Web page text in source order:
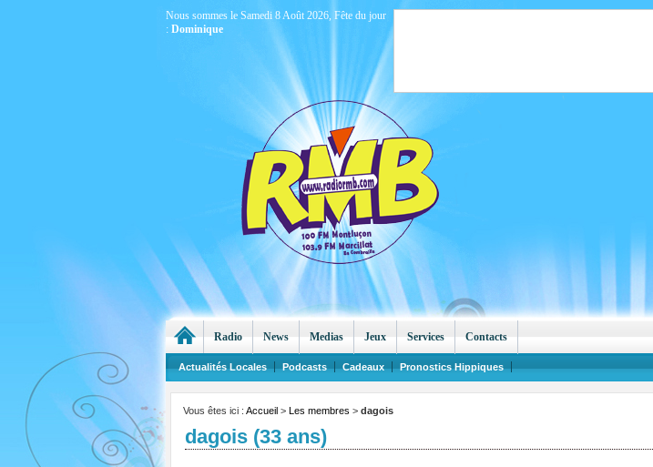
Vous êtes ici : Accueil > Les membres > dagois
dagois (33 ans)
Radio News Medias Jeux Services Contacts
Actualités Locales Podcasts Cadeaux Pronostics Hippiques
Nous sommes le Samedi 8 Août 2026, Fête du jour
: Dominique